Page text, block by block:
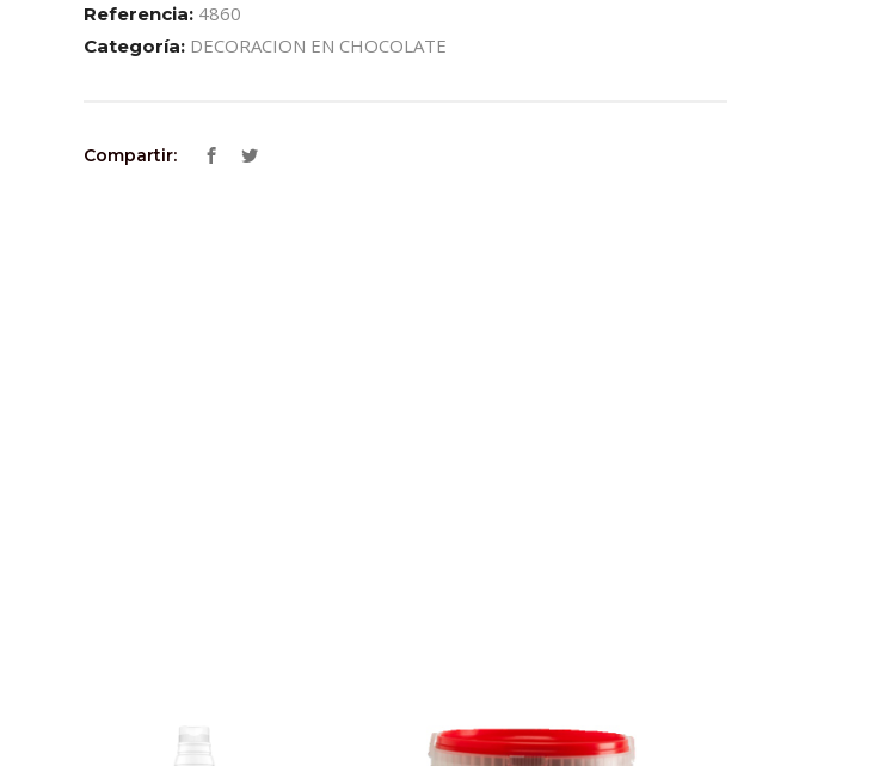
Referencia: 4860
Categoría: DECORACION EN CHOCOLATE
Compartir: